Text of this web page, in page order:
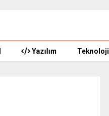
Yazılım Teknoloji